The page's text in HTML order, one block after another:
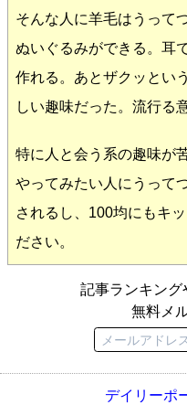
そんな人に羊毛はうって
ぬいぐるみができる。耳
作れる。あとザクッとい
しい趣味だった。流行る
特に人と会う系の趣味が
やってみたい人にうって
されるし、100均にもキ
ださい。
記事ランキング
無料メ
デイリーポ